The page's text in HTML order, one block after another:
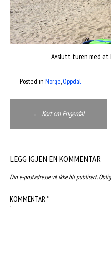
Avslutt turen med et
Posted in Norge,Oppdal
Post
navigation
← Kort om Engerdal
LEGG IGJEN EN KOMMENTAR
Din e-postadresse vil ikke bli publisert.
KOMMENTAR *